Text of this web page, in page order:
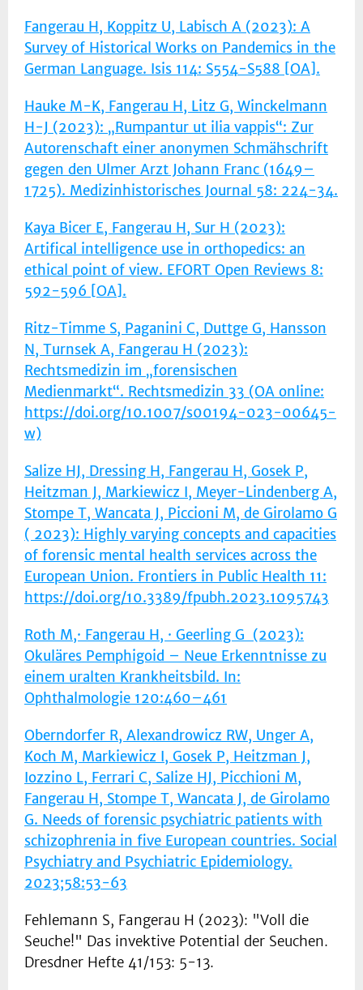
Fangerau H, Koppitz U, Labisch A (2023): A
Survey of Historical Works on Pandemics in the
German Language. Isis 114: S554-S588 [OA].
Hauke M-K, Fangerau H, Litz G, Winckelmann
H-J (2023): „Rumpantur ut ilia vappis“: Zur
Autorenschaft einer anonymen Schmähschrift
gegen den Ulmer Arzt Johann Franc (1649–
1725). Medizinhistorisches Journal 58: 224-34.
Kaya Bicer E, Fangerau H, Sur H (2023):
Artifical intelligence use in orthopedics: an
ethical point of view. EFORT Open Reviews 8:
592-596 [OA].
Ritz-Timme S, Paganini C, Duttge G, Hansson
N, Turnsek A, Fangerau H (2023):
Rechtsmedizin im „forensischen
Medienmarkt“. Rechtsmedizin 33 (OA online:
https://doi.org/10.1007/s00194-023-00645-
w)
Salize HJ, Dressing H, Fangerau H, Gosek P,
Heitzman J, Markiewicz I, Meyer-Lindenberg A,
Stompe T, Wancata J, Piccioni M, de Girolamo G
( 2023): Highly varying concepts and capacities
of forensic mental health services across the
European Union. Frontiers in Public Health 11:
https://doi.org/10.3389/fpubh.2023.1095743
Roth M,· Fangerau H, · Geerling G (2023):
Okuläres Pemphigoid – Neue Erkenntnisse zu
einem uralten Krankheitsbild. In:
Ophthalmologie 120:460–461
Oberndorfer R, Alexandrowicz RW, Unger A,
Koch M, Markiewicz I, Gosek P, Heitzman J,
Iozzino L, Ferrari C, Salize HJ, Picchioni M,
Fangerau H, Stompe T, Wancata J, de Girolamo
G. Needs of forensic psychiatric patients with
schizophrenia in five European countries. Social
Psychiatry and Psychiatric Epidemiology.
2023;58:53-63
Fehlemann S, Fangerau H (2023): "Voll die
Seuche!" Das invektive Potential der Seuchen.
Dresdner Hefte 41/153: 5-13.